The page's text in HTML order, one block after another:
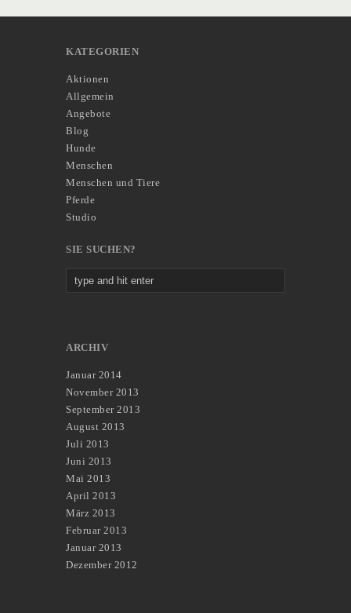
KATEGORIEN
Aktionen
Allgemein
Angebote
Blog
Hunde
Menschen
Menschen und Tiere
Pferde
Studio
SIE SUCHEN?
ARCHIV
Januar 2014
November 2013
September 2013
August 2013
Juli 2013
Juni 2013
Mai 2013
April 2013
März 2013
Februar 2013
Januar 2013
Dezember 2012